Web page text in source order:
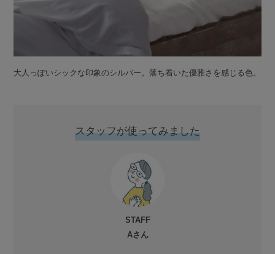
大人っぽいシックな印象のシルバー。落ち着いた優雅さを感じる色。
スタッフが使ってみました
STAFF
Aさん